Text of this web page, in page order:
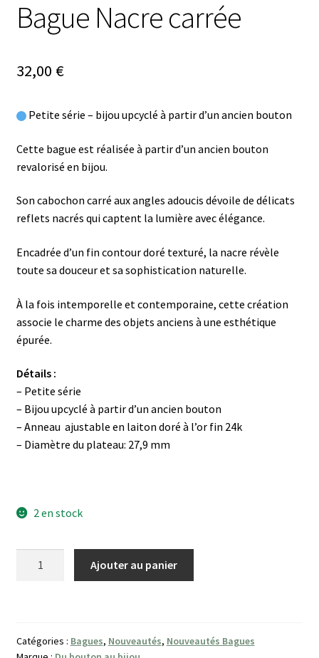
Bague Nacre carrée
32,00 €
Petite série – bijou upcyclé à partir d’un ancien bouton
Cette bague est réalisée à partir d’un ancien bouton
revalorisé en bijou.
Son cabochon carré aux angles adoucis dévoile de délicats
reflets nacrés qui captent la lumière avec élégance.
Encadrée d’un fin contour doré texturé, la nacre révèle
toute sa douceur et sa sophistication naturelle.
À la fois intemporelle et contemporaine, cette création
associe le charme des objets anciens à une esthétique
épurée.
Détails :
– Petite série
– Bijou upcyclé à partir d’un ancien bouton
– Anneau ajustable en laiton doré à l’or fin 24k
– Diamètre du plateau: 27,9 mm
2 en stock
Ajouter au panier
Catégories : Bagues, Nouveautés, Nouveautés Bagues